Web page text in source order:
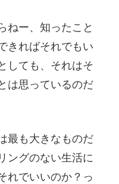
ねー、知ったこと
きればそれでもい
しても、それはそ
は思っているのだ
最も大きなものだ
ングのない生活に
れでいいのか？っ